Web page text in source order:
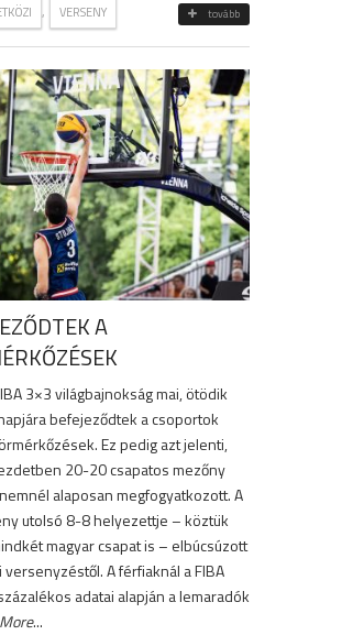
, VERSENY tovább
A
3×3 világbajnokság mai, ötödik
befejeződtek a csoportok
Ez pedig azt jelenti,
20-20 csapatos mezőny
alaposan megfogyatkozott. A
utolsó 8-8 helyezettje – köztük
magyar csapat is – elbúcsúzott
versenyzéstől. A férfiaknál a FIBA
adatai alapján a lemaradók
...